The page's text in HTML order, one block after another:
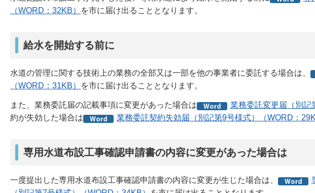
（WORD：32KB）
を市に届け出ることとなります。
給水を開始する前に
水道の管理に関する技術上の業務の全部又は一部を他の事業者に委託する場合は、
（WORD：31KB）
を市に届け出ることとなります。
また、業務委託届の記載事項に変更があった場合は 業務委託変更届（別記
約が失効した場合は
業務委託契約失効届（別記第9号様式）（WORD：
専用水道布設工事確認申請書の内容に変更があった場合は
一度提出した専用水道布設工事確認申請書の内容に変更が生じた場合は、